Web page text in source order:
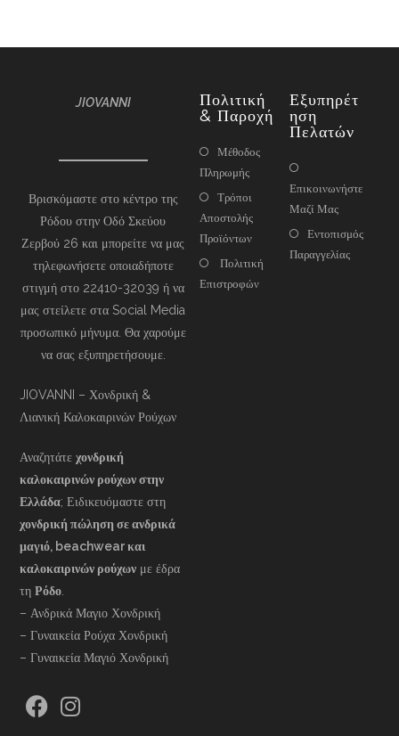
JIOVANNI
Βρισκόμαστε στο κέντρο της
Ρόδου στην Οδό Σκεύου
Ζερβού 26 και μπορείτε να μας
τηλεφωνήσετε οποιαδήποτε
στιγμή στο 22410-32039 ή να
μας στείλετε στα Social Media
προσωπικό μήνυμα. Θα χαρούμε
να σας εξυπηρετήσουμε.
JIOVANNI – Χονδρική &
Λιανική Καλοκαιρινών Ρούχων
Αναζητάτεχονδρική
καλοκαιρινών ρούχων στην
Ελλάδα; Ειδικευόμαστε στη
χονδρική πώληση σε ανδρικά
μαγιό, beachwear και
καλοκαιρινών ρούχων με έδρα
τηΡόδο
– Ανδρικά Μαγιο Χονδρική
– Γυναικεία Ρούχα Χονδρική
– Γυναικεία Μαγιό Χονδρική
Πολιτική
& Παροχή
Μέθοδος
Πληρωμής
Τρόποι
Αποστολής
Προϊόντων
Πολιτική
Επιστροφών
Εξυπηρέτ
Ηση
Πελατών
Επικοινωνήστε
Μαζί Μας
Εντοπισμός
Παραγγελίας